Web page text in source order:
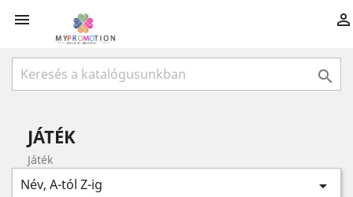
 

JÁTÉK
Játék
Név, A-tól Z-ig 